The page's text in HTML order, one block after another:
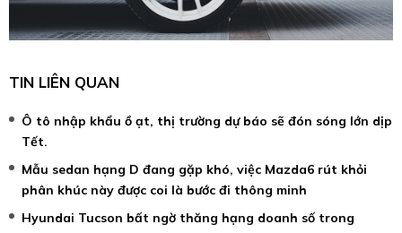
TIN LIÊN QUAN
Ô tô nhập khẩu ồ ạt, thị trường dự báo sẽ đón sóng lớn dịp
Tết.
Mẫu sedan hạng D đang gặp khó, việc Mazda6 rút khỏi
phân khúc này được coi là bước đi thông minh
Hyundai Tucson bất ngờ thăng hạng doanh số trong